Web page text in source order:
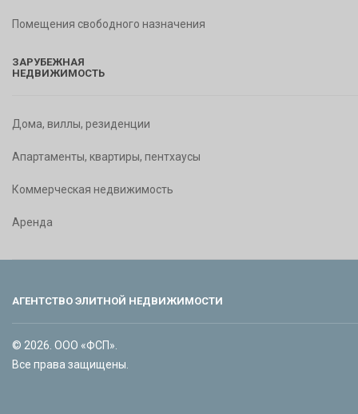
Помещения свободного назначения
ЗАРУБЕЖНАЯ
НЕДВИЖИМОСТЬ
Дома, виллы, резиденции
Апартаменты, квартиры, пентхаусы
Коммерческая недвижимость
Аренда
АГЕНТСТВО ЭЛИТНОЙ НЕДВИЖИМОСТИ
© 2026. ООО «ФСП».
Все права защищены.